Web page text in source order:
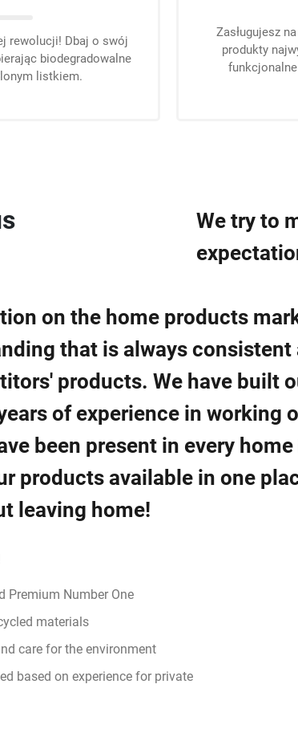
rewolucji! Dbaj o swój
biodegradowalne
listkiem.
Zasługujesz
produkty
We try to
on the home products
that is always consistent
products. We have built
of experience in working
been present in every
products available in one
leaving home!
Premium Number One
materials
care for the environment
based on experience for private